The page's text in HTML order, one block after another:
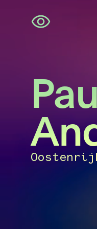
Navigatie
overslaan